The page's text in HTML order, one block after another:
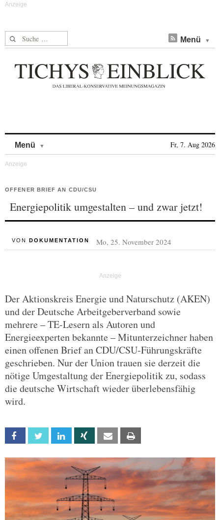
Suche nach: Menü
Menü Fr, 7. Aug 2026
OFFENER BRIEF AN CDU/CSU
Energiepolitik umgestalten – und zwar jetzt!
VON DOKUMENTATION Mo, 25. November 2024
Der Aktionskreis Energie und Naturschutz (AKEN)
und der Deutsche Arbeitgeberverband sowie
mehrere – TE-Lesern als Autoren und
Energieexperten bekannte – Mitunterzeichner haben
einen offenen Brief an CDU/CSU-Führungskräfte
geschrieben. Nur der Union trauen sie derzeit die
nötige Umgestaltung der Energiepolitik zu, sodass
die deutsche Wirtschaft wieder überlebensfähig
wird.
Facebook Twitter Linkedin Xing Email